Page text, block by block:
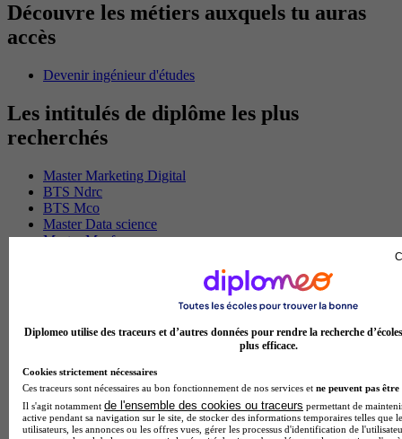
Découvre les métiers auxquels tu auras
accès
Devenir ingénieur d'études
Les intitulés de diplôme les plus
recherchés
Master Marketing Digital
BTS Ndrc
BTS Mco
Master Data science
Master Meef
Licence Science de l education
Master International Business
BTS Sp3s
BAC Pro Assp
BTS Gpme
Master MA
Diplomeo utilise des traceurs et d’autres données pour rendre la recherche
plus efficace.
Cookies strictement nécessaires
Ces traceurs sont nécessaires au bon fonctionnement de nos services et ne peuvent pas être
Il s'agit notamment de l'ensemble des cookies ou traceurs permettant de
active pendant sa navigation sur le site, de stocker des informations temporaires telles que
utilisateurs, les annonces ou les offres vues, gérer les processus d'identification de